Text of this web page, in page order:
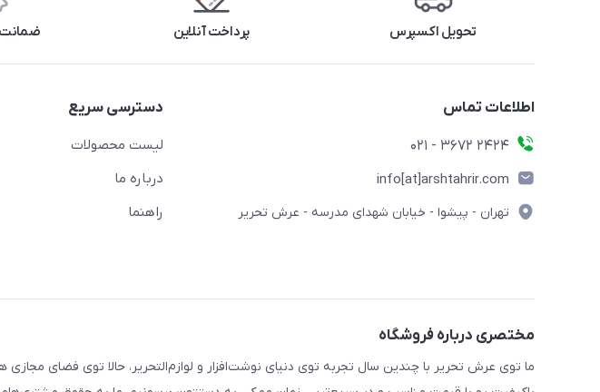
تحویل اکسپرس پرداخت آنلاین ضمانت
اطلاعات تماس
2424 3672 - 021
info[at]arshtahrir.com
تهران - پیشوا - خیابان شهدای مدرسه - عرش تحریر
دسترسی سریع
لیست محصولات
درباره ما
راهنما
مختصری درباره فروشگاه
ما توی عرش تحریر با چندین سال تجربه توی دنیای نوشت‌افزار و لوازم‌التحریر، حالا توی فضای